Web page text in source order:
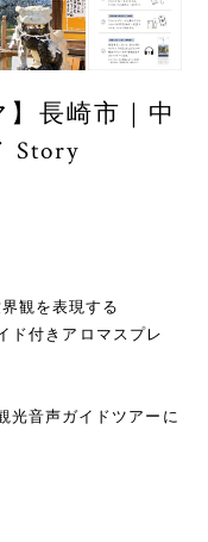
】長崎市｜中
Story
観を表現する
ド付きアロマスプレ
光音声ガイドツアーに